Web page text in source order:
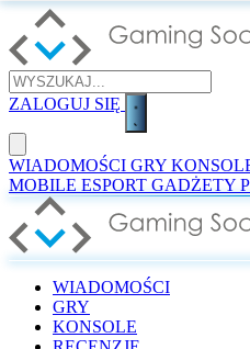
ZALOGUJ SIĘ
WIADOMOŚCI GRY
MOBILE ESPORT GADŻETY
WIADOMOŚCI
GRY
KONSOLE